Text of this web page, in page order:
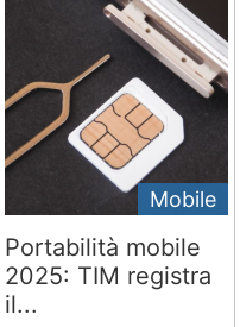
Mobile
Portabilità mobile
2025: TIM registra
il...